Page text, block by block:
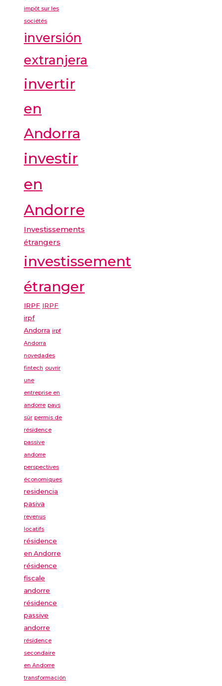
impôt sur les
sociétés
inversión
extranjera
invertir
en
Andorra
investir
en
Andorre
Investissements
étrangers
investissement
étranger
IRPF IRPF
irpf
Andorra irpf
Andorra
novedades
fintech ouvrir
une
entreprise en
andorre pays
sûr permis de
résidence
passive
andorre
perspectives
économiques
residencia
pasiva
revenus
locatifs
résidence
en Andorre
résidence
fiscale
andorre
résidence
passive
andorre
résidence
secondaire
en Andorre
transformación